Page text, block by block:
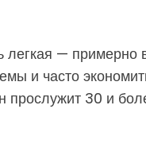
— примерно
и часто
30 и